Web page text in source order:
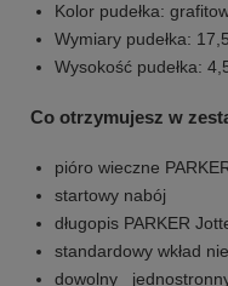
Kolor pudełka:
Wymiary pudełka:
Wysokość pudełka:
Co otrzymujesz w
pióro wieczne
startowy nabój
długopis PARKER
standardowy wkład
dowolny